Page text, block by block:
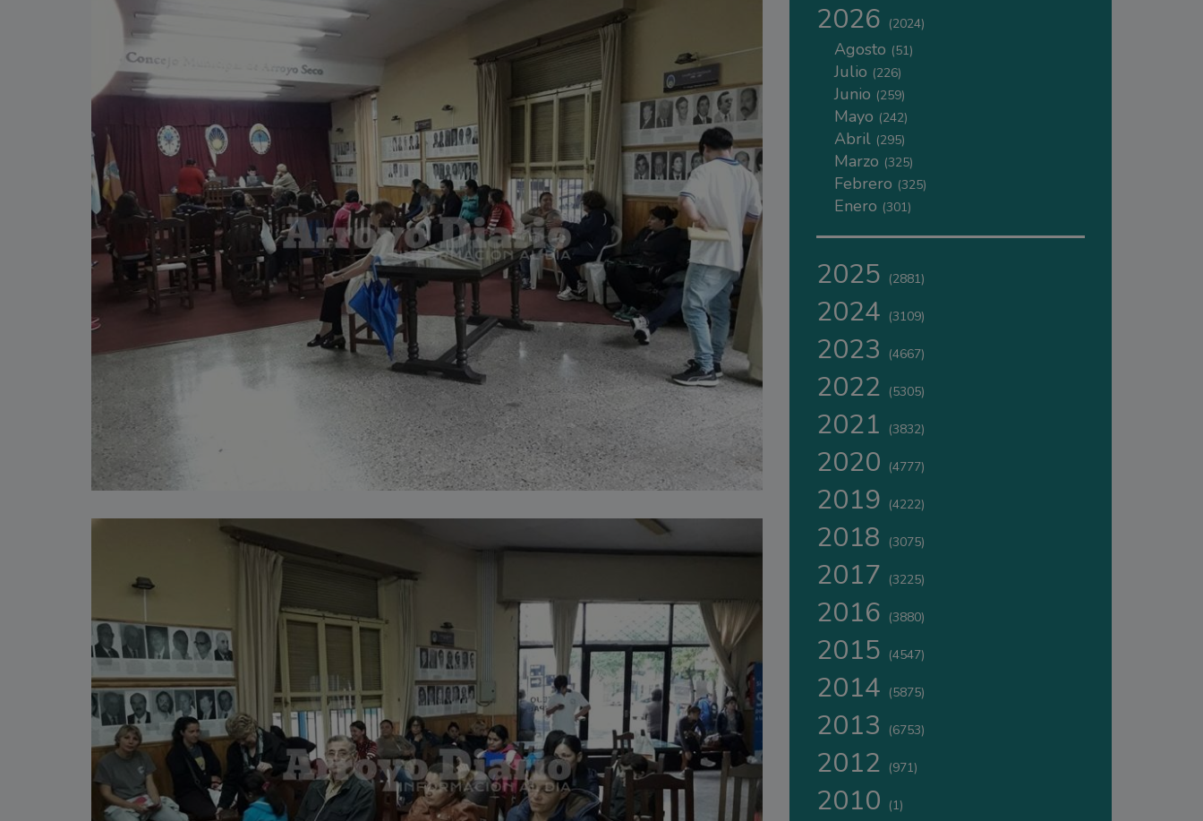
2026 (2024)
Agosto (51)
Julio (226)
Junio (259)
Mayo (242)
Abril (295)
Marzo (325)
Febrero (325)
Enero (301)
2025 (2881)
2024 (3109)
2023 (4667)
2022 (5305)
2021 (3832)
2020 (4777)
2019 (4222)
2018 (3075)
2017 (3225)
2016 (3880)
2015 (4547)
2014 (5875)
2013 (6753)
2012 (971)
2010 (1)